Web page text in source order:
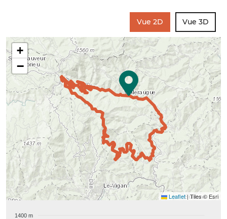
Vue 2D Vue 3D
+
−
Leaflet|Tiles © Esri
1400 m